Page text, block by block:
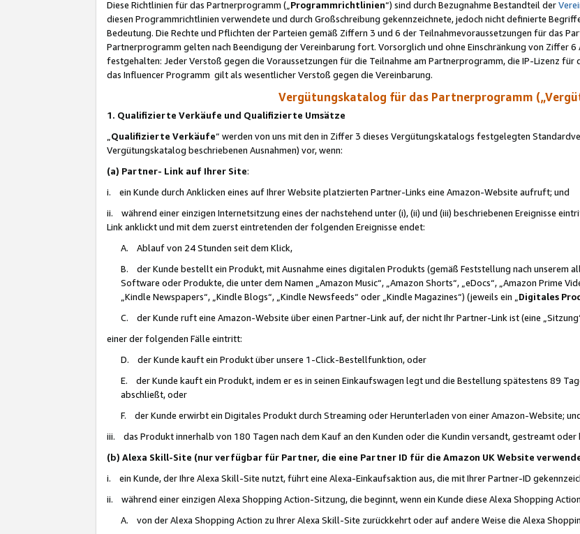
Diese Richtlinien für das Partnerprogramm („Programmrichtlinien“) sind durch Bezugnahme Bestandteil der
diesen Programmrichtlinien verwendete und durch Großschreibung gekennzeichnete, jedoch nicht definierte
Bedeutung. Die Rechte und Pflichten der Parteien gemäß Ziffern 3 und 6 der Teilnahmevoraussetzungen für das
Partnerprogramm gelten nach Beendigung der Vereinbarung fort. Vorsorglich und ohne Einschränkung von Ziffer
festgehalten: Jeder Verstoß gegen die Voraussetzungen für die Teilnahme am Partnerprogramm, die IP-Lizenz
das Influencer Programm gilt als wesentlicher Verstoß gegen die Vereinbarung.
Vergütungskatalog für das Partnerprogramm
1. Qualifizierte Verkäufe und Qualifizierte Umsätze
Qualifizierte Verkäufe“ werden von uns mit den in Ziffer 3 dieses Vergütungskatalogs festgelegten
Vergütungskatalog beschriebenen Ausnahmen) vor, wenn:
(a) Partner- Link auf Ihrer Site:
i. ein Kunde durch Anklicken eines auf Ihrer Website platzierten Partner-Links eine Amazon-Website aufruft; und
ii. während einer einzigen Internetsitzung eines der nachstehend unter (i), (ii) und (iii) beschriebenen Ereignisse
Link anklickt und mit dem zuerst eintretenden der folgenden Ereignisse endet:
A. Ablauf von 24 Stunden seit dem Klick,
B. der Kunde bestellt ein Produkt, mit Ausnahme eines digitalen Produkts (gemäß Feststellung nach unserem
Software oder Produkte, die unter dem Namen „Amazon Music“, „Amazon Shorts“, „eDocs“, „Amazon Prime
„Kindle Newspapers“, „Kindle Blogs“, „Kindle Newsfeeds“ oder „Kindle Magazines“) (jeweils ein „ Digitales
C. der Kunde ruft eine Amazon-Website über einen Partner-Link auf, der nicht Ihr Partner-Link ist (eine
einer der folgenden Fälle eintritt:
D. der Kunde kauft ein Produkt über unsere 1-Click-Bestellfunktion, oder
E. der Kunde kauft ein Produkt, indem er es in seinen Einkaufswagen legt und die Bestellung spätestens 89
abschließt, oder
F. der Kunde erwirbt ein Digitales Produkt durch Streaming oder Herunterladen von einer Amazon-Website;
iii. das Produkt innerhalb von 180 Tagen nach dem Kauf an den Kunden oder die Kundin versandt, gestreamt
(b) Alexa Skill-Site (nur verfügbar für Partner, die eine Partner ID für die Amazon UK Website
i. ein Kunde, der Ihre Alexa Skill-Site nutzt, führt eine Alexa-Einkaufsaktion aus, die mit Ihrer Partner-ID
ii. während einer einzigen Alexa Shopping Action-Sitzung, die beginnt, wenn ein Kunde diese Alexa Shopping
A. von der Alexa Shopping Action zu Ihrer Alexa Skill-Site zurückkehrt oder auf andere Weise die Alexa